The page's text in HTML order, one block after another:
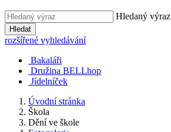
Hledaný výraz
Hledat
rozšířené vyhledávání
Bakaláři
Družina BELLhop
Jídelníček
Úvodní stránka
Škola
Dění ve škole